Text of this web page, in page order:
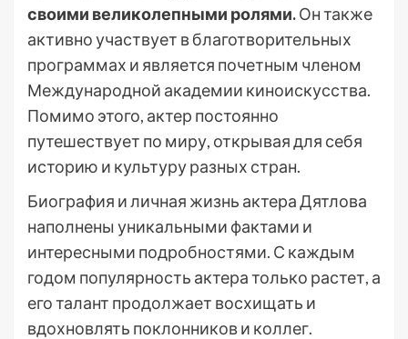
своими великолепными ролями.Он также
активно участвует в благотворительных
программах и является почетным членом
Международной академии киноискусства.
Помимо этого, актер постоянно
путешествует по миру, открывая для себя
историю и культуру разных стран.
Биография и личная жизнь актера Дятлова
наполнены уникальными фактами и
интересными подробностями. С каждым
годом популярность актера только растет, а
его талант продолжает восхищать и
вдохновлять поклонников и коллег.